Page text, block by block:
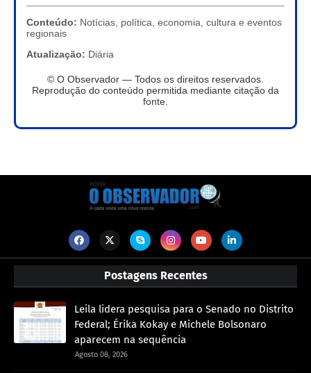
Conteúdo: Notícias, política, economia, cultura e eventos
regionais
Atualização: Diária
© O Observador — Todos os direitos reservados.
Reprodução do conteúdo permitida mediante citação da
fonte.
Postagens Recentes
Leila lidera pesquisa para o Senado no Distrito
Federal; Érika Kokay e Michele Bolsonaro
aparecem na sequência
Agosto 08, 2026